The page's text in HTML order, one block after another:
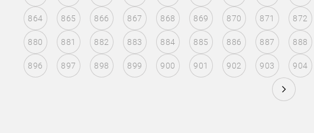
864 865 866 867 868 869 870 871 872
880 881 882 883 884 885 886 887 888
896 897 898 899 900 901 902 903 904